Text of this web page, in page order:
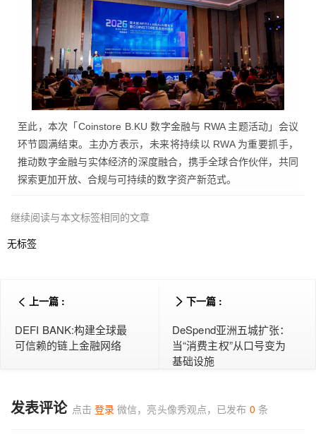
至此，本次「Coinstore B.KU 数字金融与 RWA 主题活动」会议
环节圆满结束。主办方表示，未来将持续以 RWA 为重要抓手，
推动数字金融与实体经济的深度融合，携手全球合作伙伴，共同
探索更加开放、合规与可持续的数字资产新范式。
继续阅读与本文标签相同的文章
无标签
上一篇 :
DEFI BANK:构建全球最
可信赖的链上金融网络
下一篇 :
DeSpend亚洲五城扩张：
当“消费主权”从口号变为
基础设施
发表评论 点击 登录 微信，亮头像秀观点，已发布 0 条